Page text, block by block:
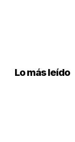
Lo más leído